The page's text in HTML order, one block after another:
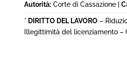
Autorità: Corte di Cassazione |
* DIRITTO DEL LAVORO –
Illegittimità del licenziamento